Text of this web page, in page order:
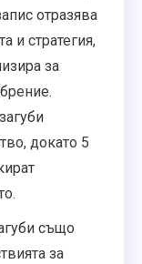
отразява
и стратегия,
за
докато 5
също
за